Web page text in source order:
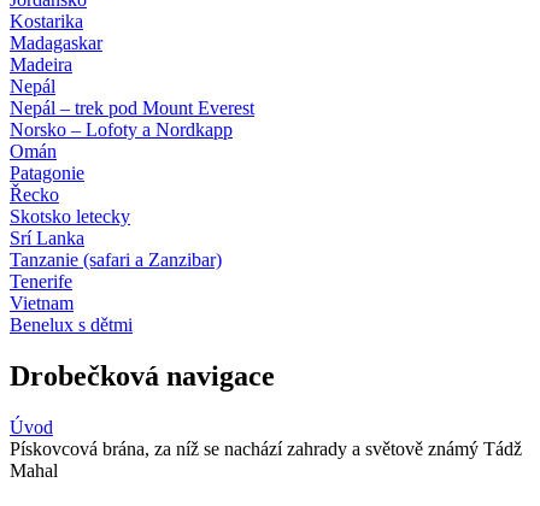
Kostarika
Madagaskar
Madeira
Nepál
Nepál – trek pod Mount Everest
Norsko – Lofoty a Nordkapp
Omán
Patagonie
Řecko
Skotsko letecky
Srí Lanka
Tanzanie (safari a Zanzibar)
Tenerife
Vietnam
Benelux s dětmi
Drobečková navigace
Úvod
Pískovcová brána, za níž se nachází zahrady a světově známý Tádž
Mahal